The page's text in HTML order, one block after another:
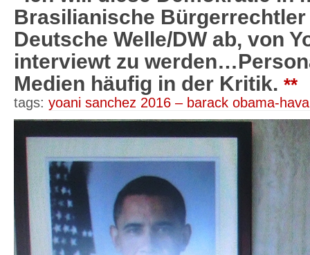
Brasilianische
Deutsche Welle/DW ab, von
interviewt zu
Medien häufig in der Kritik. **
tags: yoani sanchez 2016 – barack obama-